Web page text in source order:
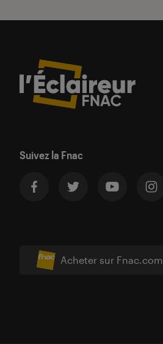
Suivez la Fnac
Acheter sur Fnac.com